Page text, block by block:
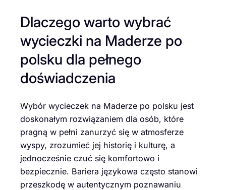
Dlaczego warto wybrać
wycieczki na Maderze po
polsku dla pełnego
doświadczenia
Wybór wycieczek na Maderze po polsku jest
doskonałym rozwiązaniem dla osób, które
pragną w pełni zanurzyć się w atmosferze
wyspy, zrozumieć jej historię i kulturę, a
jednocześnie czuć się komfortowo i
bezpiecznie. Bariera językowa często stanowi
przeszkodę w autentycznym poznawaniu